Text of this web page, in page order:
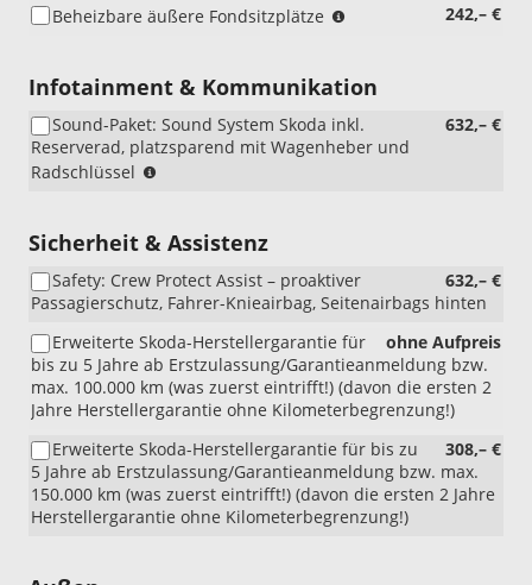
242,– €
Beheizbare äußere Fondsitzplätze
WIE
PMA)
Infotainment & Kommunikation
632,– €
Sound-Paket: Sound System Skoda inkl.
Reserverad, platzsparend mit Wagenheber und
Radschlüssel
WQ3/PEA/WQ7)
Kombination
mit
Virtual
Cockpit
nur
möglich
mit
9,2"
Škoda
Navigation)
Sicherheit & Assistenz
632,– €
Safety: Crew Protect Assist – proaktiver
Passagierschutz, Fahrer-Knieairbag, Seitenairbags hinten
ohne Aufpreis
Erweiterte Skoda-Herstellergarantie für
bis zu 5 Jahre ab Erstzulassung/Garantieanmeldung bzw.
max. 100.000 km (was zuerst eintrifft!) (davon die ersten 2
Jahre Herstellergarantie ohne Kilometerbegrenzung!)
308,– €
Erweiterte Skoda-Herstellergarantie für bis zu
5 Jahre ab Erstzulassung/Garantieanmeldung bzw. max.
150.000 km (was zuerst eintrifft!) (davon die ersten 2 Jahre
Herstellergarantie ohne Kilometerbegrenzung!)